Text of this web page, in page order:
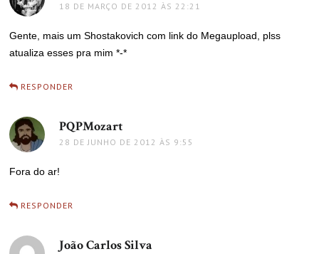
18 DE MARÇO DE 2012 ÀS 22:21
Gente, mais um Shostakovich com link do Megaupload, plss
atualiza esses pra mim *-*
RESPONDER
PQPMozart
28 DE JUNHO DE 2012 ÀS 9:55
Fora do ar!
RESPONDER
João Carlos Silva